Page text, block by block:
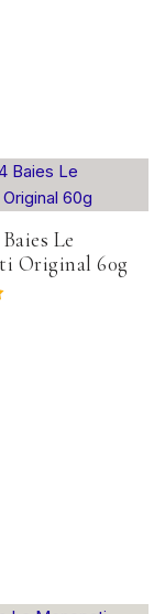
Le
Original 60g